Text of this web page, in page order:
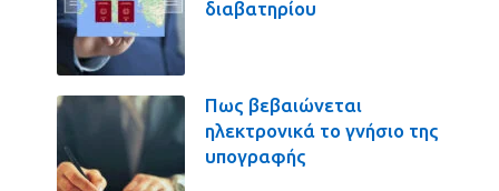
διαβατηρίου
Πως βεβαιώνεται
ηλεκτρονικά το γνήσιο της
υπογραφής